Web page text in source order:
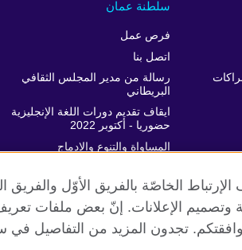
سلطنة عمان
فرص عمل
اتصل بنا
رسالة من مدير المجلس الثقافي
البريطاني
ايقاف تقديم دورات اللغة الإنجليزية
حضوريا - أكتوبر 2022
المساواة والتنوع والإدماج
الخاصّة بالفريق الأوّل
وتصميم الإعلانات. إنّ بعض ملفات
تجدون المزيد من التفاصيل في